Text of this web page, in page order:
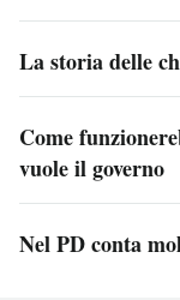
La storia delle
Come
vuole il governo
Nel PD conta